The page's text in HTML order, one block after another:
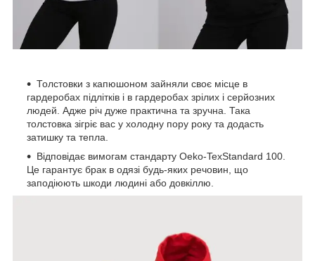
Толстовки з капюшоном зайняли своє місце в
гардеробах підлітків і в гардеробах зрілих і серйозних
людей. Адже річ дуже практична та зручна. Така
толстовка зігріє вас у холодну пору року та додасть
затишку та тепла.
Відповідає вимогам стандарту Oeko-TexStandard 100.
Це гарантує брак в одязі будь-яких речовин, що
заподіюють шкоди людині або довкіллю.